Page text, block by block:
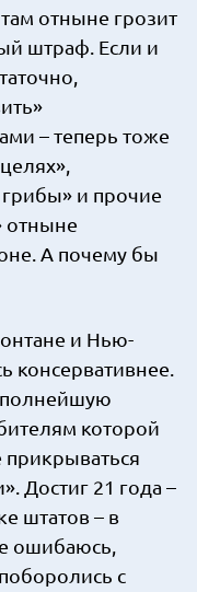
отныне грозит
штраф. Если и
– теперь тоже
грибы» и прочие
отныне
А почему бы
и Нью-
консервативнее.
которой
Достиг 21 года –
штатов – в
ошибаюсь,
с